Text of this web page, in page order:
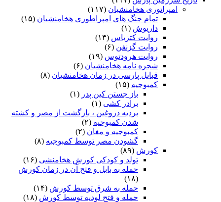
امپراتوری هخامنشیان (۱۱۷)
تمام جنگ های امپراطوری هخامنشیان (۱۵)
داریوش (۱)
روایت کتزیاس (۱۳)
روایت گزنفن (۶)
روایت هرودتوس (۱۹)
شجره نامه هخامنشیان (۶)
قبایل پارسی در زمان هخامنشیان (۸)
کمبوجیه (۱۵)
باز جستن کین پدر (۱)
برادر کشی (۱)
بردیه دروغین ، بازگشت از مصر و کشته
شدن کمبوجیه (۲)
کمبوجیه و مغان (۲)
گشودن مصر توسط کمبوجیه (۸)
کورش (۸۹)
تولد و کودکی کورش هخامنشی (۱۶)
حمله به بابل و فتح آن در زمان کورش
(۱۸)
حمله به شرق توسط کورش (۱۴)
حمله و فتح لودیه توسط کورش (۱۸)